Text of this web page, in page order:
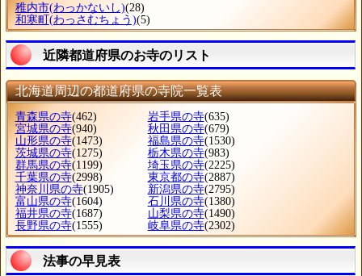
稚内市(わっかないし)(28)
和寒町 (わっさむちょう)(5)
近隣都道府県のお寺のリスト
北海道周辺の都道府県の寺院一覧表
青森県の寺(462) 岩手県の寺(635)
宮城県の寺(940) 秋田県の寺(679)
山形県の寺(1473) 福島県の寺(1530)
茨城県の寺(1275) 栃木県の寺(983)
群馬県の寺(1199) 埼玉県の寺(2225)
千葉県の寺(2998) 東京都の寺(2887)
神奈川県の寺(1905) 新潟県の寺(2795)
富山県の寺(1604) 石川県の寺(1380)
福井県の寺(1687) 山梨県の寺(1490)
長野県の寺(1555) 岐阜県の寺(2302)
法事の早見表